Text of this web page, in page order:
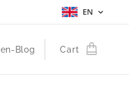
EN
en-Blog Cart